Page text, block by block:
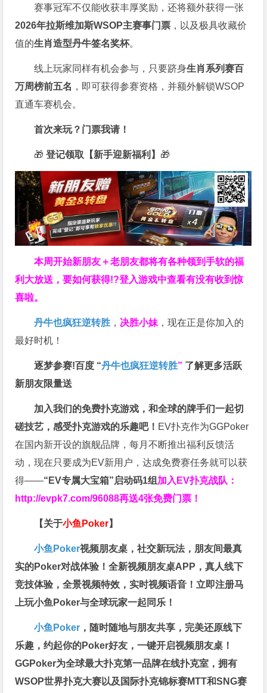
赛事冠军不仅能收获丰厚奖励，还将额外获得一张
2026年拉斯维加斯WSOP主赛事门票 ，以及极具收藏价
值的生肖造型丹牛签名奖杯。
线上玩家同样有机会参与，只要跻身生肖系列赛百
万周榜前五名 ，即可获得参赛资格，并额外解锁WSOP
直通车赛机会。
首次来玩？门票我请！
🎁 登记领取【新手迎新福利】 🎁
本周开始新朋友＋老朋友都将有各种领到手软的福
利大放送，要如何获得!?登入游戏中查看有没有收到惊
喜啦。
丹牛也疯狂逆转胜 ， 决胜小妹 ，现在正是你加入的
最好时机！
逐梦参赛!百度 “丹牛也疯狂逆转胜” 了解更多活跃
新朋友限量送
加入我们的免费扑克游戏，和全球的牌手们一起切
磋技艺，感受扑克游戏的乐趣吧！ EV扑克作为GGPoker
在国内新开设的旗舰品牌，每月不断推出福利反馈活
动，现在只要成为EV新用户，达成免费赛任务就可以获
得——“EV专属大宝箱”启动码1组 加入EV扑克战队：
http://evpk7.com/96088再送4张免费门票！
【关于小鱼Poker】
小鱼Poker视频朋友桌，社交新玩法，朋友间最真
实的Poker对战体验！全新视频朋友桌APP，真人线下
竞技体验，全景视频特效，实时视频语音！立即注册马
上玩小鱼Poker与全球玩家一起同乐！
小鱼Poker ，随时随地与朋友共享，完美还原线下
乐趣，约起你的Poker好友，一键开启视频朋友桌！
GGPoker为全球最大扑克第一品牌在线扑克室，拥有
WSOP世界扑克大赛以及国际扑克锦标赛MTT和SNG赛